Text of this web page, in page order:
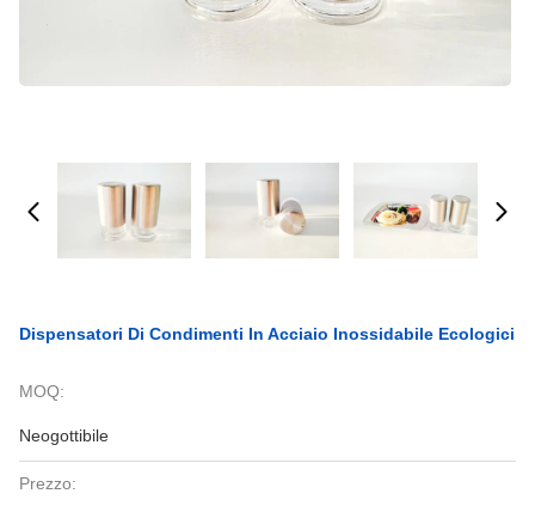
Dispensatori Di Condimenti In Acciaio Inossidabile Ecologici
MOQ:
Neogottibile
Prezzo: